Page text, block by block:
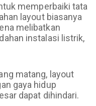
memperbaiki tata
layout biasanya
melibatkan
instalasi listrik,
matang, layout
gaya hidup
dapat dihindari.